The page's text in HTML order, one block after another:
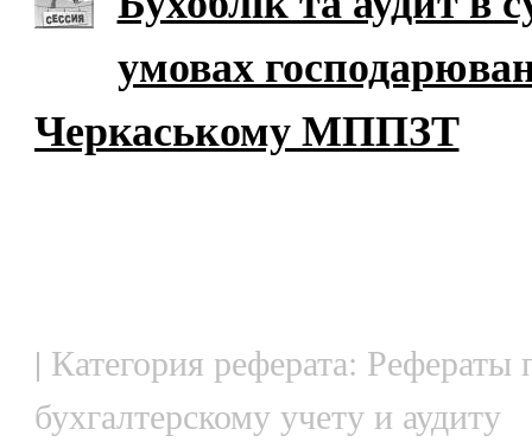
умовах
Черкаському МППЗТ
| Категория реферата: Рефераты
бухгалтерскому учету и аудиту